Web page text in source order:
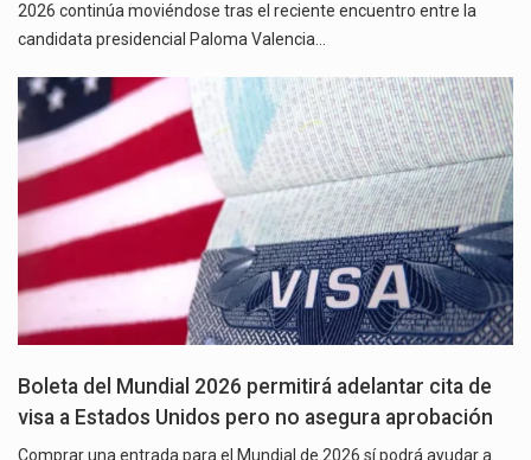
2026 continúa moviéndose tras el reciente encuentro entre la
candidata presidencial Paloma Valencia…
Boleta del Mundial 2026 permitirá adelantar cita de
visa a Estados Unidos pero no asegura aprobación
Comprar una entrada para el Mundial de 2026 sí podrá ayudar a